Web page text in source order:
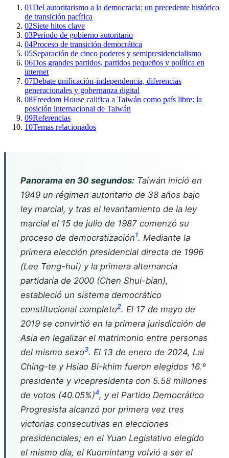
01Del autoritarismo a la democracia: un precedente histórico
de transición pacífica
02Siete hitos clave
03Período de gobierno autoritario
04Proceso de transición democrática
05Separación de cinco poderes y semipresidencialismo
06Dos grandes partidos, partidos pequeños y política en
internet
07Debate unificación-independencia, diferencias
generacionales y gobernanza digital
08Freedom House califica a Taiwán como país libre: la
posición internacional de Taiwán
09Referencias
10Temas relacionados
Panorama en 30 segundos: Taiwán inició en
1949 un régimen autoritario de 38 años bajo
ley marcial, y tras el levantamiento de la ley
marcial el 15 de julio de 1987 comenzó su
proceso de democratización1. Mediante la
primera elección presidencial directa de 1996
(Lee Teng-hui) y la primera alternancia
partidaria de 2000 (Chen Shui-bian),
estableció un sistema democrático
constitucional completo2. El 17 de mayo de
2019 se convirtió en la primera jurisdicción de
Asia en legalizar el matrimonio entre personas
del mismo sexo3. El 13 de enero de 2024, Lai
Ching-te y Hsiao Bi-khim fueron elegidos 16.º
presidente y vicepresidenta con 5.58 millones
de votos (40.05%)4, y el Partido Democrático
Progresista alcanzó por primera vez tres
victorias consecutivas en elecciones
presidenciales; en el Yuan Legislativo elegido
el mismo día, el Kuomintang volvió a ser el